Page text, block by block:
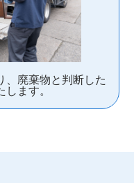
、廃棄物と判断した
ます。